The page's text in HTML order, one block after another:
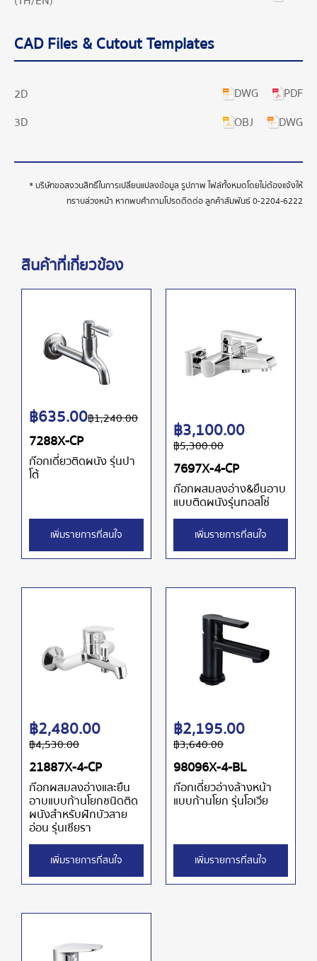
CAD Files & Cutout Templates
2D DWG
PDF
3D
OBJ DWG
* บริษัทขอสงวนสิทธิ์ในการเปลี่ยนแปลงข้อมูล รูปภาพ ไฟล์ทั้งหมดโดยไม่ต้องแจ้งให้
ทราบล่วงหน้า หากพบคำถามโปรดติดต่อ ลูกค้าสัมพันธ์0-2204-6222
สินค้าที่เกี่ยวข้อง
7288X-CP
ก๊อกเดี่ยวติดผนัง รุ่นปา
โต้
฿1,240.00
฿635.00
เพิ่มรายการที่สนใจ
7697X-4-CP
ก๊อกผสมลงอ่าง&ยืนอาบ
แบบติดผนังรุ่นทอสโซ่
฿5,300.00
฿3,100.00
เพิ่มรายการที่สนใจ
21887X-4-CP
ก๊อกผสมลงอ่างและยืน
อาบแบบก้านโยกชนิดติด
ผนังสำหรับฝักบัวสาย
อ่อน รุ่นเซียรา
฿4,530.00
฿2,480.00
เพิ่มรายการที่สนใจ
98096X-4-BL
ก๊อกเดี่ยวอ่างล้างหน้า
แบบก้านโยก รุ่นโอเวีย
฿3,640.00
฿2,195.00
เพิ่มรายการที่สนใจ